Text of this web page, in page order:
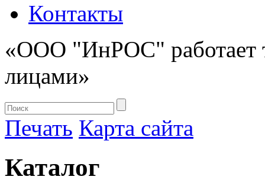
Контакты
«ООО "ИнРОС" работает
лицами»
Печать Карта сайта
Каталог